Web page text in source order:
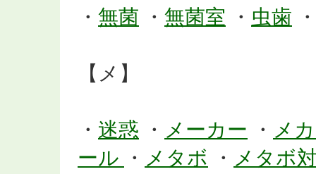
・ 無菌 ・ 無菌室 ・ 虫歯
【メ】
・ 迷惑 ・ メーカー ・ メ
ール
・ メタボ ・ メタボ